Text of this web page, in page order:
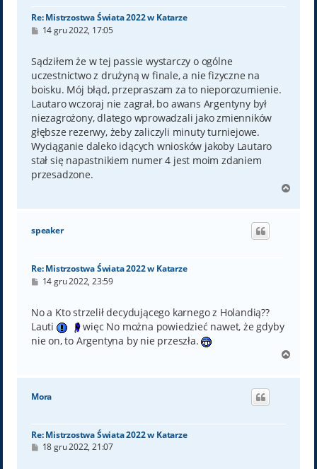
Re: Mistrzostwa Świata 2022 w Katarze
P
t
14 gru 2022, 17:05
Sądziłem że w tej passie wystarczy o ogólne
uczestnictwo z drużyną w finale, a nie fizyczne na
boisku. Mój błąd, przepraszam za to nieporozumienie.
Lautaro wczoraj nie zagrał, bo awans Argentyny był
niezagrożony, dlatego wprowadzali jako zmienników
głębsze rezerwy, żeby zaliczyli minuty turniejowe.
Wyciąganie daleko idących wniosków jakoby Lautaro
stał się napastnikiem numer 4 jest moim zdaniem
przesadzone.
g
speaker
Re: Mistrzostwa Świata 2022 w Katarze
P
t
14 gru 2022, 23:59
No a Kto strzelił decydującego karnego z Holandią??
Lauti
więc No można powiedzieć nawet, że gdyby
nie on, to Argentyna by nie przeszła.
g
Mora
Re: Mistrzostwa Świata 2022 w Katarze
P18 gru 2022, 21:07